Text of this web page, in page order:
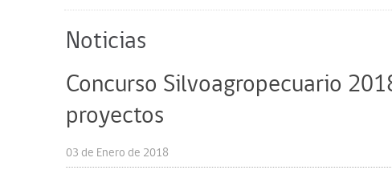
Noticias
Concurso Silvoagropecuario
proyectos
03 de Enero de 2018